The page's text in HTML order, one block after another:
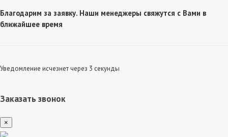
Благодарим за заявку. Наши менеджеры свяжутся с Вами в
ближайшее время
Уведомление исчезнет через 3 секунды
Заказать звонок
×